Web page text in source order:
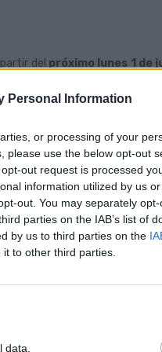
Personal Information
or processing of your
please use the below opt-out
out request is processed
information utilized by us
out. You may separately
parties on the IAB’s list of
by us to third parties on the
to other third parties.
del próximo lunes 1 de
puntos de atención al
a viernes, de 07:30 a
a viernes de 07:30 a
lunes a viernes de 08:00 a
facilita el acceso a los
para realizar estos